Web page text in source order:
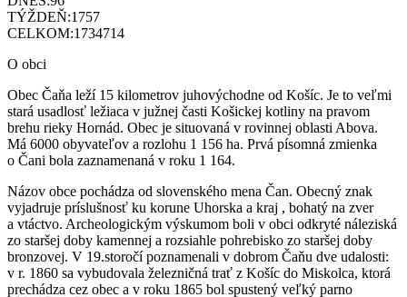
TÝŽDEŇ:1757
CELKOM:1734714
O obci
Obec Čaňa leží 15 kilometrov juhovýchodne od Košíc. Je to veľmi
stará usadlosť ležiaca v južnej časti Košickej kotliny na pravom
brehu rieky Hornád. Obec je situovaná v rovinnej oblasti Abova.
Má 6000 obyvateľov a rozlohu 1 156 ha. Prvá písomná zmienka
o Čani bola zaznamenaná v roku 1 164.
Názov obce pochádza od slovenského mena Čan. Obecný znak
vyjadruje príslušnosť ku korune Uhorska a kraj , bohatý na zver
a vtáctvo. Archeologickým výskumom boli v obci odkryté náleziská
zo staršej doby kamennej a rozsiahle pohrebisko zo staršej doby
bronzovej. V 19.storočí poznamenali v dobrom Čaňu dve udalosti:
v r. 1860 sa vybudovala železničná trať z Košíc do Miskolca, ktorá
prechádza cez obec a v roku 1865 bol spustený veľký parno